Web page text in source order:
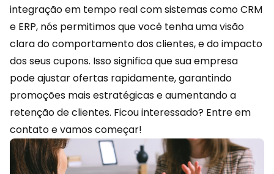
integração em tempo real com sistemas como CRM
e ERP, nós permitimos que você tenha uma visão
clara do comportamento dos clientes, e do impacto
dos seus cupons. Isso significa que sua empresa
pode ajustar ofertas rapidamente, garantindo
promoções mais estratégicas e aumentando a
retenção de clientes. Ficou interessado? Entre em
contatoe vamos começar!